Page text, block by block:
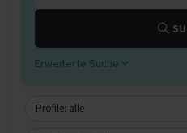
Erweiterte Suche
Profile: alle